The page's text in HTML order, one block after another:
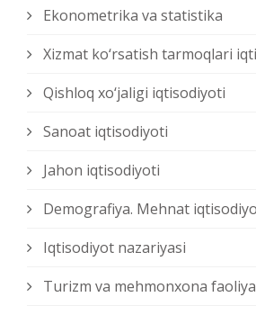
Ekonometrika va statistika
Xizmat kо‘rsatish tarmoqlari
Qishloq xо‘jaligi iqtisodiyoti
Sanoat iqtisodiyoti
Jahon iqtisodiyoti
Demografiya. Mehnat
Iqtisodiyot nazariyasi
Turizm va mehmonxona